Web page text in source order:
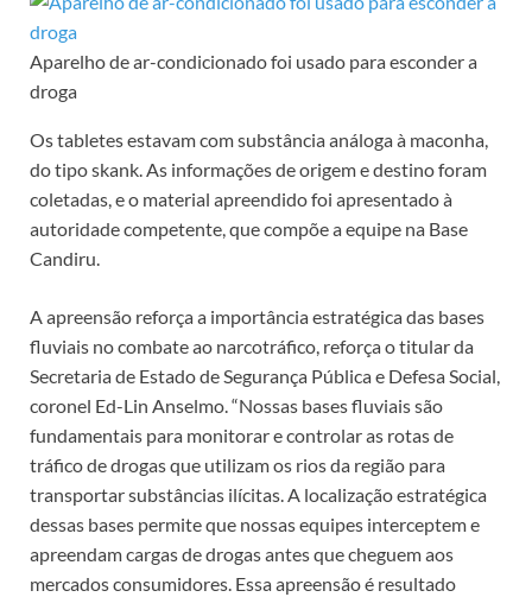
Aparelho de ar-condicionado foi usado para esconder a
droga
Os tabletes estavam com substância análoga à maconha,
do tipo skank. As informações de origem e destino foram
coletadas, e o material apreendido foi apresentado à
autoridade competente, que compõe a equipe na Base
Candiru.
A apreensão reforça a importância estratégica das bases
fluviais no combate ao narcotráfico, reforça o titular da
Secretaria de Estado de Segurança Pública e Defesa Social,
coronel Ed-Lin Anselmo. “Nossas bases fluviais são
fundamentais para monitorar e controlar as rotas de
tráfico de drogas que utilizam os rios da região para
transportar substâncias ilícitas. A localização estratégica
dessas bases permite que nossas equipes interceptem e
apreendam cargas de drogas antes que cheguem aos
mercados consumidores. Essa apreensão é resultado